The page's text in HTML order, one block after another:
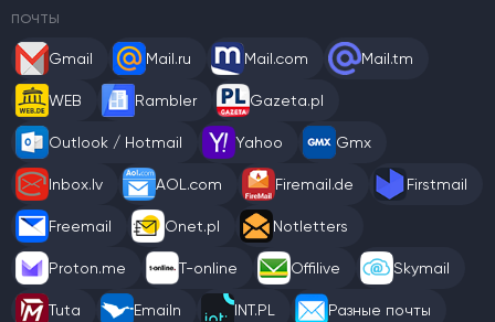
ПОЧТЫ
Gmail Mail.ru Mail.com Mail.tm
WEB Rambler Gazeta.pl
Outlook / Hotmail Yahoo Gmx
Inbox.lv AOL.com Firemail.de Firstmail
Freemail Onet.pl Notletters
Proton.me T-online Offilive Skymail
Tuta Emailn INT.PL Разные почты